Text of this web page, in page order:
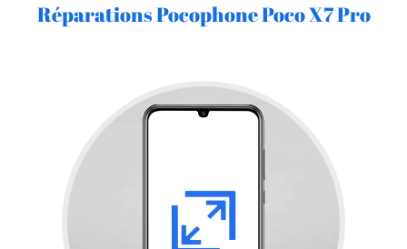
Réparations Pocophone Poco X7 Pro